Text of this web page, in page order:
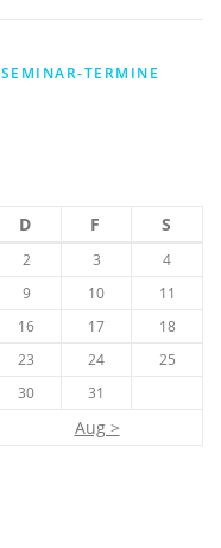
SEMINAR-TERMINE
D F S
2 3
4
9 10
11
16 17
18
23 24
25
30 31
Aug >